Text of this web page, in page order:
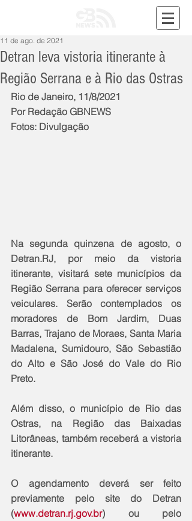
Detran leva vistoria itinerante à
Região Serrana e à Rio das Ostras
11 de ago. de 2021
Rio de Janeiro, 11/8/2021
Por Redação GBNEWS
Fotos: Divulgação
Na segunda quinzena de agosto, o
Detran.RJ, por meio da vistoria
itinerante, visitará sete municípios da
Região Serrana para oferecer serviços
veiculares. Serão contemplados os
moradores de Bom Jardim, Duas
Barras, Trajano de Moraes, Santa Maria
Madalena, Sumidouro, São Sebastião
do Alto e São José do Vale do Rio
Preto.
Além disso, o município de Rio das
Ostras, na Região das Baixadas
Litorâneas, também receberá a vistoria
itinerante.
O agendamento deverá ser feito
previamente pelo site do Detran
(www.detran.rj.gov.br) ou pelo